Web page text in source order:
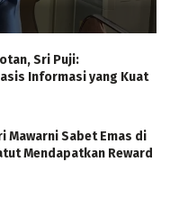
Sri Puji:
Informasi yang Kuat
Sabet Emas di
Mendapatkan Reward